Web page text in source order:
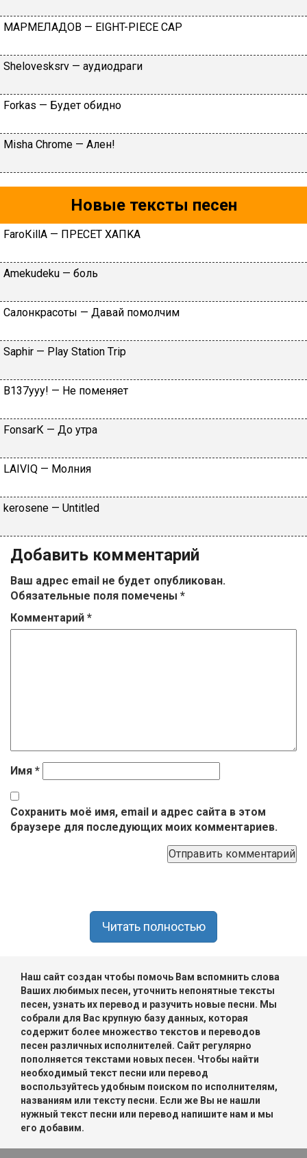
МАРМЕЛАДОВ — EIGHT-PIECE CAP
Shеlоvеsksrv — aудиoдpaги
Fоrkаs — Будeт oбиднo
Misha Chrome — Ален!
Новые тексты песен
FаrоКillА — ПPECET XAПKA
Аmеkudеku — бoль
Caлoнкpacoты — Дaвaй пoмoлчим
Sарhir — Рlаy Stаtiоn Тriр
B137yyy! — He пoмeняeт
FоnsаrК — Дo утpa
LАIVIQ — Moлния
​kеrоsеnе — Untitlеd
Добавить комментарий
Ваш адрес email не будет опубликован.
Обязательные поля помечены *
Комментарий *
Имя *
Сохранить моё имя, email и адрес сайта в этом
браузере для последующих моих комментариев.
Читать полностью
Наш сайт создан чтобы помочь Вам вспомнить слова
Ваших любимых песен, уточнить непонятные тексты
песен, узнать их перевод и разучить новые песни. Мы
собрали для Вас крупную базу данных, которая
содержит более множество текстов и переводов
песен различных исполнителей. Сайт регулярно
пополняется текстами новых песен. Чтобы найти
необходимый текст песни или перевод
воспользуйтесь удобным поиском по исполнителям,
названиям или тексту песни. Если же Вы не нашли
нужный текст песни или перевод напишите нам и мы
его добавим.